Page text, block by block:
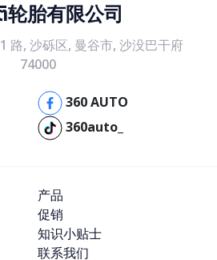
轮胎有限公司
路, 沙砾区, 曼谷市, 沙没巴干府
74000
360 AUTO
360auto_
产品
促销
知识小贴士
联系我们